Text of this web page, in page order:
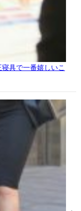
具で一番嬉しいこ